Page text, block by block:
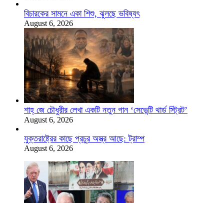
বিচারকের সামনে একা শিশু, ঝুলছে ভবিষ্যৎ
August 6, 2026
শাহ্‌ জে চৌধুরীর লেখা একটি নতুন গান ‘সেভেন্টি থার্ড স্ট্রিট’
August 6, 2026
যুক্তরাষ্ট্রের কাছে প্রচুর অস্ত্র আছে: ট্রাম্প
August 6, 2026